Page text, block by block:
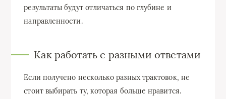
результаты будут отличаться по глубине и
направленности.
Как работать с разными ответами
Если получено несколько разных трактовок, не
стоит выбирать ту, которая больше нравится.